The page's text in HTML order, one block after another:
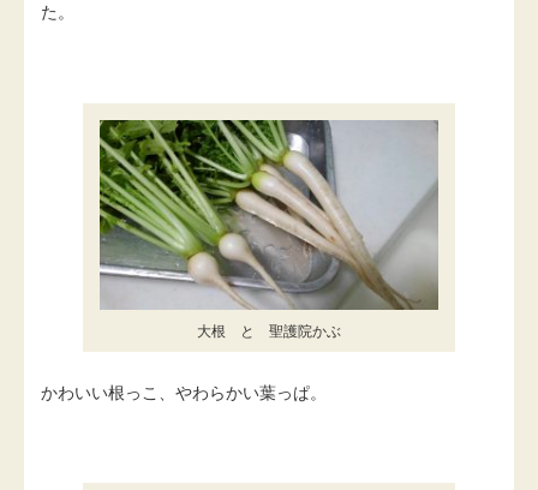
た。
大根 と 聖護院かぶ
かわいい根っこ、やわらかい葉っぱ。